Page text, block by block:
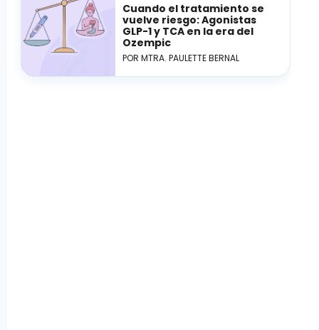
Cuando el tratamiento se
vuelve riesgo: Agonistas
GLP-1 y TCA en la era del
Ozempic
POR MTRA. PAULETTE BERNAL